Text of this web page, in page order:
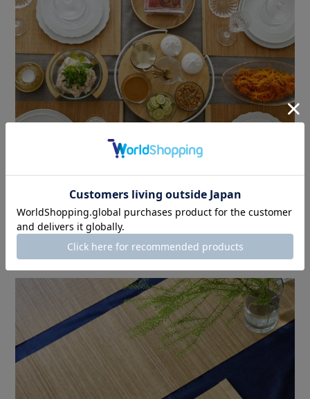
竹かご弁当や丸盆と合わせて
ナチュラルモダンな雰囲気に